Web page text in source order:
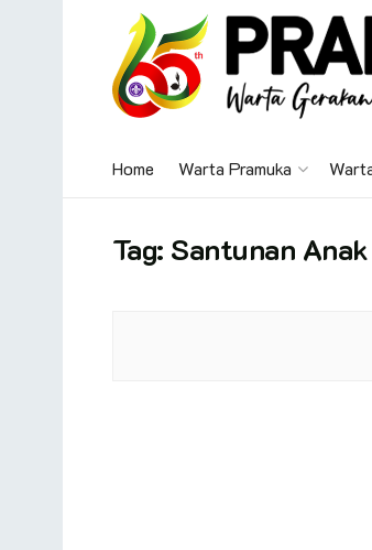
Home Warta Pramuka
Tag: Santunan